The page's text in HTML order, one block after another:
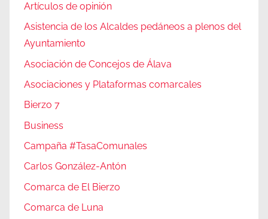
Artículos de opinión
Asistencia de los Alcaldes pedáneos a plenos del
Ayuntamiento
Asociación de Concejos de Álava
Asociaciones y Plataformas comarcales
Bierzo 7
Business
Campaña #TasaComunales
Carlos González-Antón
Comarca de El Bierzo
Comarca de Luna